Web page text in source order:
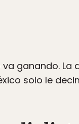
ganando. La
solo le